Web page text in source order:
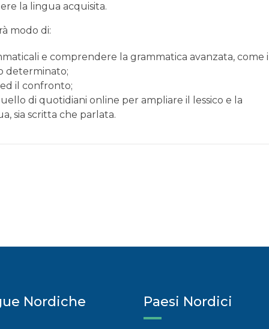
la lingua acquisita.
modo di:
e comprendere la grammatica avanzata, come
determinato;
il confronto;
di quotidiani online per ampliare il lessico e la
sia scritta che parlata.
Nordiche Paesi Nordici